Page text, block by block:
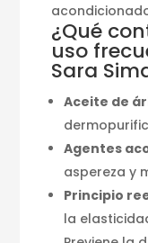
¿Qué
uso
Sara
Aceite de
Agentes
aspereza y
Principio
la